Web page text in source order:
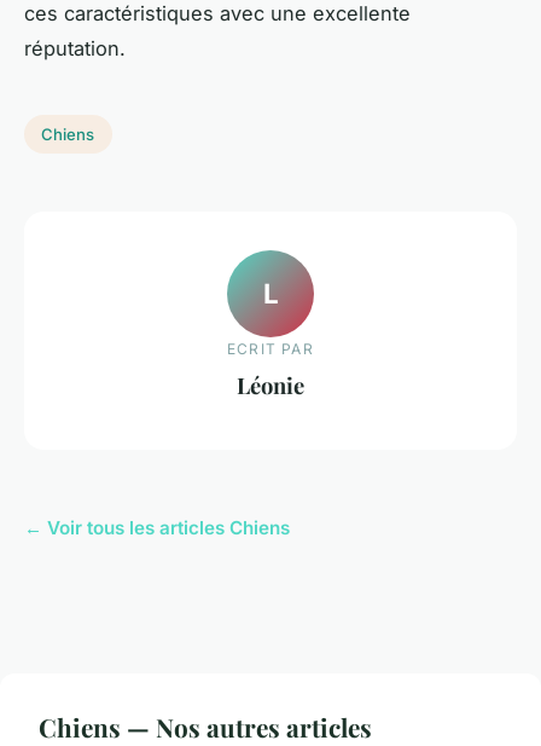
ces caractéristiques avec une excellente
réputation.
Chiens
L
ECRIT PAR
Léonie
← Voir tous les articles Chiens
Chiens — Nos autres articles